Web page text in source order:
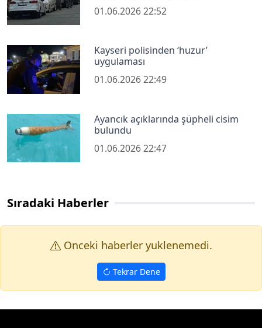
01.06.2026 22:52
Kayseri polisinden ‘huzur’
uygulaması
01.06.2026 22:49
Ayancık açıklarında şüpheli cisim
bulundu
01.06.2026 22:47
Sıradaki Haberler
Onceki haberler yuklenemedi.
Tekrar Dene